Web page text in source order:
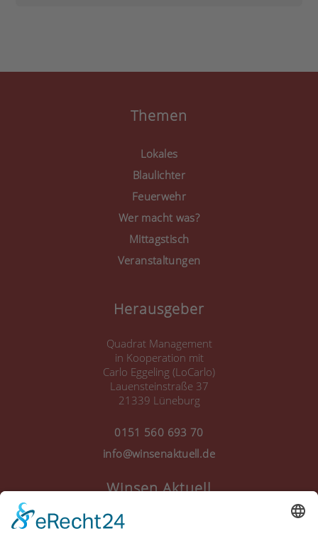
Mehr Informationen
Akzeptieren
Consent Management
Themen
Lokales
Blaulichter
Feuerwehr
Wer macht was?
Mittagstisch
Veranstaltungen
Herausgeber
Quadrat Management
in Kooperation mit
Carlo Eggeling (LoCarlo)
Lauensteinstraße 37
21339 Lüneburg
0151 560 693 70
info@winsenaktuell.de
Winsen Aktuell